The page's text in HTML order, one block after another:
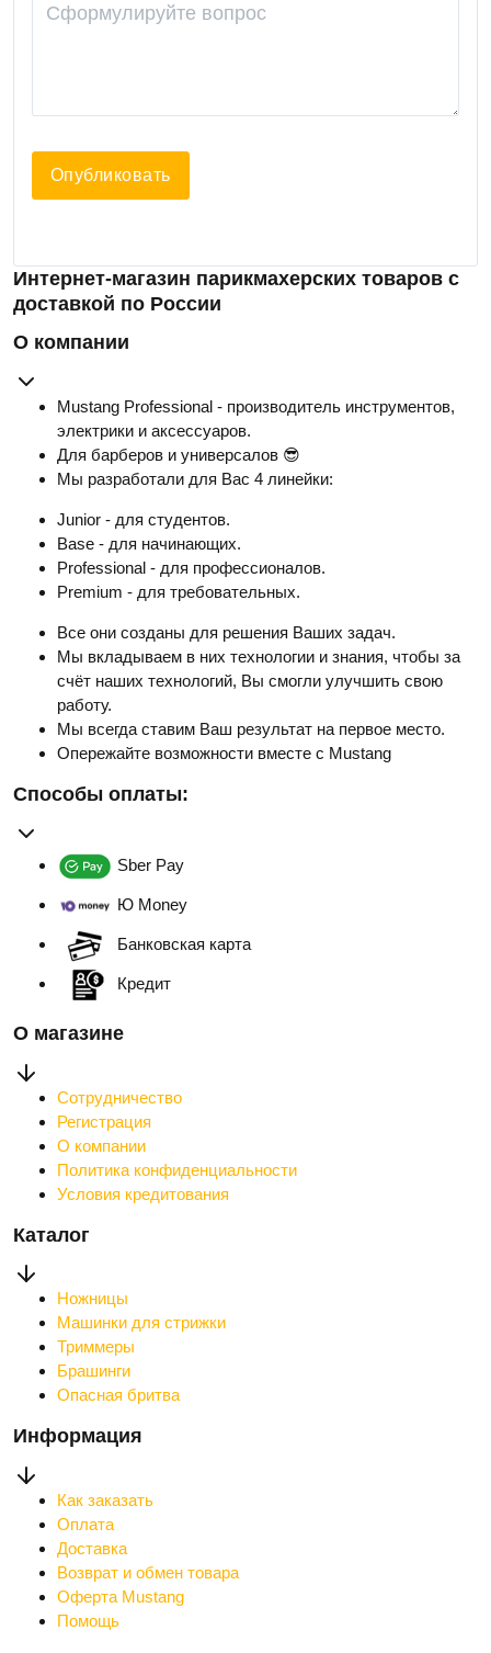
Опубликовать
Интернет-магазин парикмахерских товаров с
доставкой по России
О компании
Mustang Professional - производитель инструментов,
электрики и аксессуаров.
Для барберов и универсалов 😎
Мы разработали для Вас 4 линейки:
Junior - для студентов.
Base - для начинающих.
Professional - для профессионалов.
Premium - для требовательных.
Все они созданы для решения Ваших задач.
Мы вкладываем в них технологии и знания, чтобы за
счёт наших технологий, Вы смогли улучшить свою
работу.
Мы всегда ставим Ваш результат на первое место.
Опережайте возможности вместе с Mustang
Способы оплаты:
Sber Pay
Ю Money
Банковская карта
Кредит
О магазине
Сотрудничество
Регистрация
О компании
Политика конфиденциальности
Условия кредитования
Каталог
Ножницы
Машинки для стрижки
Триммеры
Брашинги
Опасная бритва
Информация
Как заказать
Оплата
Доставка
Возврат и обмен товара
Оферта Mustang
Помощь